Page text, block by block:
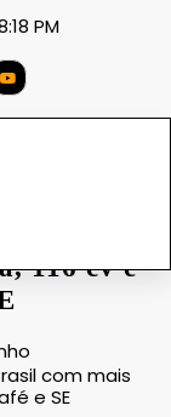
PM
ao
116 cv e
com mais
e SE